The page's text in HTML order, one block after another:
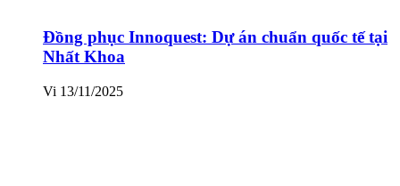
Đồng phục Innoquest: Dự án chuẩn quốc tế tại
Nhất Khoa
Vi 13/11/2025